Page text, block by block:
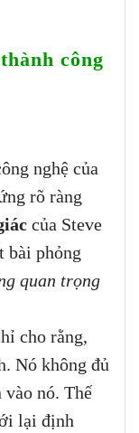
công
nghệ của
rõ ràng
của Steve
bài phỏng
quan trọng
cho rằng,
Nó không đủ
vào nó. Thế
lại định